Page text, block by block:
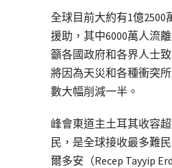
全球目前大約有1億2500
援助，其中6000萬人流
籲各國政府和各界人士致
將因為天災和各種衝突
數大幅削減一半。
峰會東道主土耳其收容
民，是全球接收最多難
爾多安（Recep Tayyip